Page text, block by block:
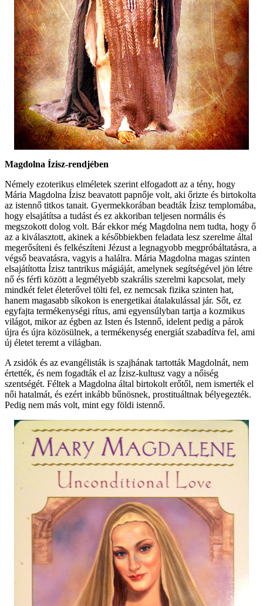
Magdolna Ízisz-rendjében
Némely ezoterikus elméletek szerint elfogadott az a tény, hogy
Mária Magdolna Ízisz beavatott papnője volt, aki őrizte és birtokolta
az istennő titkos tanait. Gyermekkorában beadták Ízisz templomába,
hogy elsajátítsa a tudást és ez akkoriban teljesen normális és
megszokott dolog volt. Bár ekkor még Magdolna nem tudta, hogy ő
az a kiválasztott, akinek a későbbiekben feladata lesz szerelme által
megerősíteni és felkészíteni Jézust a legnagyobb megpróbáltatásra, a
végső beavatásra, vagyis a halálra. Mária Magdolna magas szinten
elsajátította Ízisz tantrikus mágiáját, amelynek segítségével jön létre
nő és férfi között a legmélyebb szakrális szerelmi kapcsolat, mely
mindkét felet életerővel tölti fel, ez nemcsak fizika szinten hat,
hanem magasabb síkokon is energetikai átalakulással jár. Sőt, ez
egyfajta termékenységi rítus, ami egyensúlyban tartja a kozmikus
világot, mikor az égben az Isten és Istennő, idelent pedig a párok
újra és újra közösülnek, a termékenység energiát szabadítva fel, ami
új életet teremt a világban.
A zsidók és az evangélisták is szajhának tartották Magdolnát, nem
értették, és nem fogadták el az Ízisz-kultusz vagy a nőiség
szentségét. Féltek a Magdolna által birtokolt erőtől, nem ismerték el
női hatalmát, és ezért inkább bűnösnek, prostituáltnak bélyegezték.
Pedig nem más volt, mint egy földi istennő.